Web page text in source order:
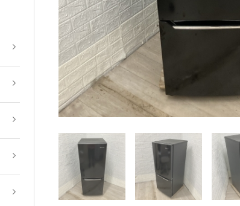
中古家電2点セット(冷蔵
庫・洗濯機)
中古家電3点セット(冷蔵
庫・洗濯機・レンジ)
中古家電4点セット(冷蔵
庫・洗濯機・レンジ・炊
中古家電5点セット（冷蔵
庫・洗濯機・レンジ・炊
飯器・掃除機）
全自動洗濯機
ドラム式洗濯機
洗濯乾燥機
衣類乾燥機
デジタルテレビ
その他テレビ
4Kテレビ
地域限定商品 東京都限定商品
神奈川県限定商品
埼玉県限定商品
千葉県限定商品
2.2kw(木造6畳～鉄筋9畳)
2.5kw(木造7畳～鉄筋10
2.8kw(木造8畳～鉄筋12